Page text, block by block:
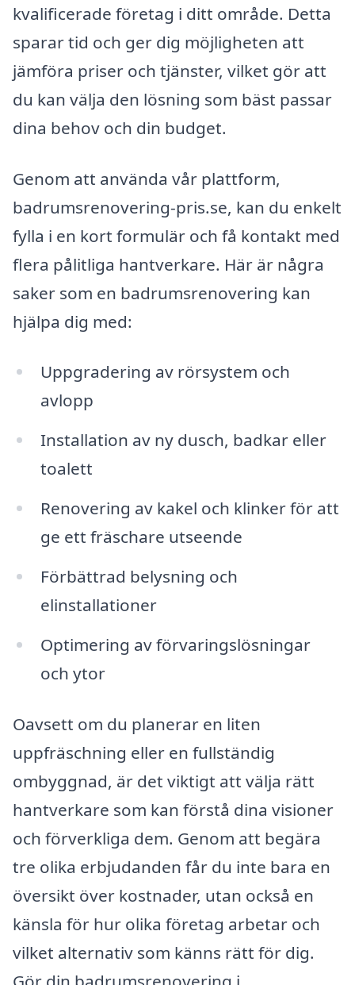
kvalificerade företag i ditt område. Detta
sparar tid och ger dig möjligheten att
jämföra priser och tjänster, vilket gör att
du kan välja den lösning som bäst passar
dina behov och din budget.
Genom att använda vår plattform,
badrumsrenovering-pris.se, kan du enkelt
fylla i en kort formulär och få kontakt med
flera pålitliga hantverkare. Här är några
saker som en badrumsrenovering kan
hjälpa dig med:
Uppgradering av rörsystem och
avlopp
Installation av ny dusch, badkar eller
toalett
Renovering av kakel och klinker för att
ge ett fräschare utseende
Förbättrad belysning och
elinstallationer
Optimering av förvaringslösningar
och ytor
Oavsett om du planerar en liten
uppfräschning eller en fullständig
ombyggnad, är det viktigt att välja rätt
hantverkare som kan förstå dina visioner
och förverkliga dem. Genom att begära
tre olika erbjudanden får du inte bara en
översikt över kostnader, utan också en
känsla för hur olika företag arbetar och
vilket alternativ som känns rätt för dig.